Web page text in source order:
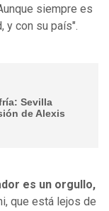
siempre es
y con su país".
Sevilla
de Alexis
es un orgullo,
que está lejos de